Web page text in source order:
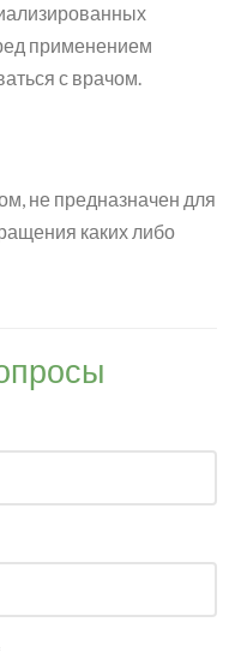
применением
с врачом.
не предназначен для
каких либо